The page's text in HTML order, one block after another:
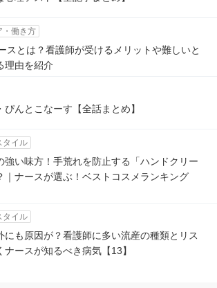
・働き方
スとは？看護師が受けるメリットや難しいと
理由を紹介
ぴんとこなーす【全話まとめ】
タイル
強い味方！手荒れを防止する「ハンドクリー
｜ナースが選ぶ！ベストコスメランキング
タイル
にも原因が？看護師に多い流産の種類とリス
ナースが知るべき病気【13】